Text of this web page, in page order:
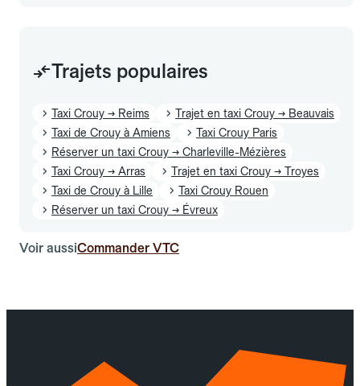
Trajets populaires
Taxi Crouy → Reims
Trajet en taxi Crouy → Beauvais
Taxi de Crouy à Amiens
Taxi Crouy Paris
Réserver un taxi Crouy → Charleville-Mézières
Taxi Crouy → Arras
Trajet en taxi Crouy → Troyes
Taxi de Crouy à Lille
Taxi Crouy Rouen
Réserver un taxi Crouy → Évreux
Voir aussiCommander VTC